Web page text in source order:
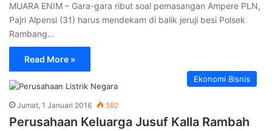
MUARA ENIM – Gara-gara ribut soal pemasangan Ampere PLN,
Pajri Alpensi (31) harus mendekam di balik jeruji besi Polsek
Rambang…
Read More »
Ekonomi Bisnis
Jumat, 1 Januari 2016 592
Perusahaan Keluarga Jusuf Kalla Rambah